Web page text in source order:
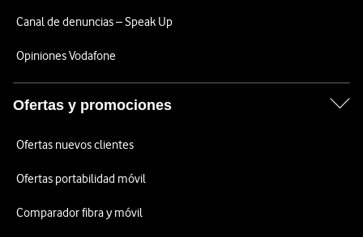
Canal de denuncias – Speak Up
Opiniones Vodafone
Ofertas y promociones
Ofertas nuevos clientes
Ofertas portabilidad móvil
Comparador fibra y móvil